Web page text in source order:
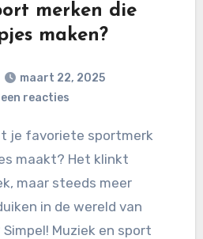
merken die
maken?
maart 22, 2025
reacties
maakt? Het klinkt
maar steeds meer
in de wereld van
Simpel! Muziek en sport